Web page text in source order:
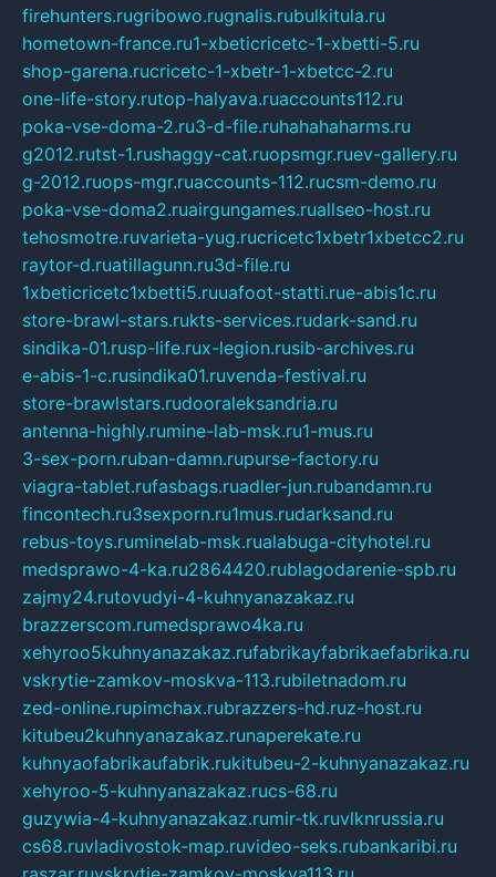
firehunters.rugribowo.rugnalis.rubulkitula.ru
hometown-france.ru1-xbeticricetc-1-xbetti-5.ru
shop-garena.rucricetc-1-xbetr-1-xbetcc-2.ru
one-life-story.rutop-halyava.ruaccounts112.ru
poka-vse-doma-2.ru3-d-file.ruhahahaharms.ru
g2012.rutst-1.rushaggy-cat.ruopsmgr.ruev-gallery.ru
g-2012.ruops-mgr.ruaccounts-112.rucsm-demo.ru
poka-vse-doma2.ruairgungames.ruallseo-host.ru
tehosmotre.ruvarieta-yug.rucricetc1xbetr1xbetcc2.ru
raytor-d.ruatillagunn.ru3d-file.ru
1xbeticricetc1xbetti5.ruuafoot-statti.rue-abis1c.ru
store-brawl-stars.rukts-services.rudark-sand.ru
sindika-01.rusp-life.rux-legion.rusib-archives.ru
e-abis-1-c.rusindika01.ruvenda-festival.ru
store-brawlstars.rudooraleksandria.ru
antenna-highly.rumine-lab-msk.ru1-mus.ru
3-sex-porn.ruban-damn.rupurse-factory.ru
viagra-tablet.rufasbags.ruadler-jun.rubandamn.ru
fincontech.ru3sexporn.ru1mus.rudarksand.ru
rebus-toys.ruminelab-msk.rualabuga-cityhotel.ru
medsprawo-4-ka.ru2864420.rublagodarenie-spb.ru
zajmy24.rutovudyi-4-kuhnyanazakaz.ru
brazzerscom.rumedsprawo4ka.ru
xehyroo5kuhnyanazakaz.rufabrikayfabrikaefabrika.ru
vskrytie-zamkov-moskva-113.rubiletnadom.ru
zed-online.rupimchax.rubrazzers-hd.ruz-host.ru
kitubeu2kuhnyanazakaz.runaperekate.ru
kuhnyaofabrikaufabrik.rukitubeu-2-kuhnyanazakaz.ru
xehyroo-5-kuhnyanazakaz.rucs-68.ru
guzywia-4-kuhnyanazakaz.rumir-tk.ruvlknrussia.ru
cs68.ruvladivostok-map.ruvideo-seks.rubankaribi.ru